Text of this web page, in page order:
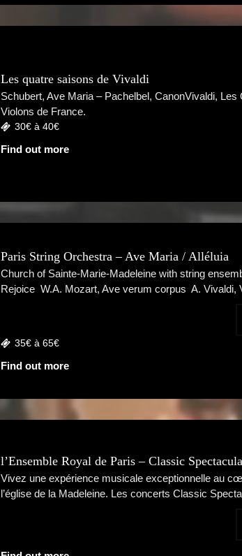
Les quatre saisons de Vivaldi
Schubert, Ave Maria – Pachelbel, CanonVivaldi,
Violons de France.
30€ à 40€
Find out more
Paris String Orchestra – Ave Maria / Alléluia
Church of Sainte-Marie-Madeleine with string
Rejoice W.A. Mozart, Ave verum corpus A. Vivaldi,
35€ à 65€
Find out more
l’Ensemble Royal de Paris – Classic
Vivez une expérience musicale exceptionnelle au
l’église de la Madeleine. Les concerts Classic